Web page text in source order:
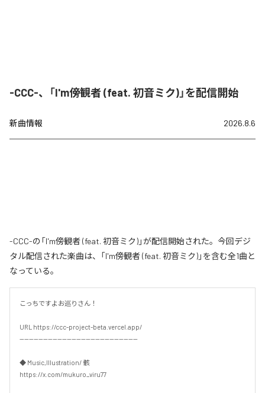
-CCC-、「I'm傍観者 (feat. 初音ミク)」を配信開始
新曲情報 2026.8.6
-CCC-の「I'm傍観者 (feat. 初音ミク)」が配信開始された。今回デジ
タル配信された楽曲は、「I'm傍観者 (feat. 初音ミク)」を含む全1曲と
なっている。
こっちですよお巡りさん！
URL https://ccc-project-beta.vercel.app/
--------------------------------------------------
◆ Music,Illustration/ 骸
https://x.com/mukuro_viru77